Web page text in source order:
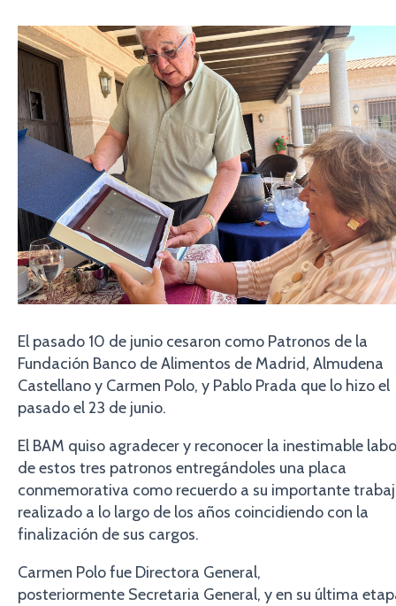
El pasado 10 de junio cesaron como Patronos de la
Fundación Banco de Alimentos de Madrid, Almudena
Castellano y Carmen Polo, y Pablo Prada que lo hizo el
pasado el 23 de junio.
El BAM quiso agradecer y reconocer la inestimable
de estos tres patronos entregándoles una placa
conmemorativa como recuerdo a su importante
realizado a lo largo de los años coincidiendo con la
finalización de sus cargos.
Carmen Polo fue Directora General,
posteriormente Secretaria General, y en su última